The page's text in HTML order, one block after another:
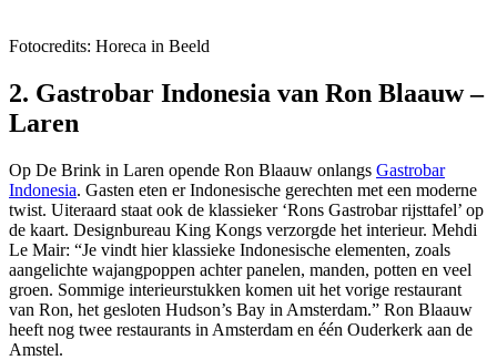
Fotocredits: Horeca in Beeld
2. Gastrobar Indonesia van Ron Blaauw –
Laren
Op De Brink in Laren opende Ron Blaauw onlangs Gastrobar
Indonesia. Gasten eten er Indonesische gerechten met een moderne
twist. Uiteraard staat ook de klassieker ‘Rons Gastrobar rijsttafel’ op
de kaart. Designbureau King Kongs verzorgde het interieur. Mehdi
Le Mair: “Je vindt hier klassieke Indonesische elementen, zoals
aangelichte wajangpoppen achter panelen, manden, potten en veel
groen. Sommige interieurstukken komen uit het vorige restaurant
van Ron, het gesloten Hudson’s Bay in Amsterdam.” Ron Blaauw
heeft nog twee restaurants in Amsterdam en één Ouderkerk aan de
Amstel.